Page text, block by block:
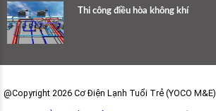
Thi công điều hòa không khí
@Copyright 2026 Cơ Điện Lạnh Tuổi Trẻ (YOCO M&E)